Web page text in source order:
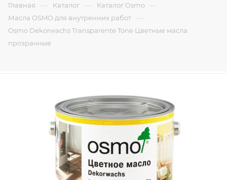
Главная — Каталог — Каталог Osmo —
Масла OSMO для внутренних работ —
Osmo Dekorwachs Transparente Tone Цветные масла
прозрачные